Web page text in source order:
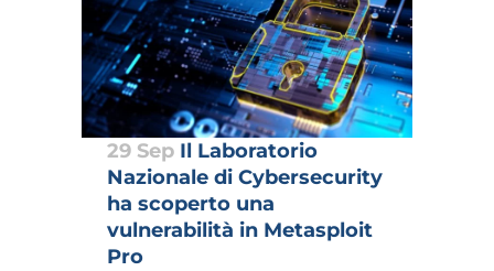
29 Sep Il Laboratorio
Nazionale di Cybersecurity
ha scoperto una
vulnerabilità in Metasploit
Pro